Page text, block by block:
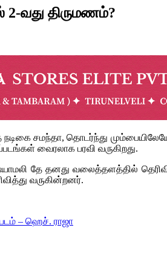
2-வது திருமணம்?
சமந்தா, தொடர்ந்து
வைரலாக பரவி வருகிறது.
தே தனது வலைத்தளத்தில்
வருகின்றனர்.
– ஹெச். ராஜா